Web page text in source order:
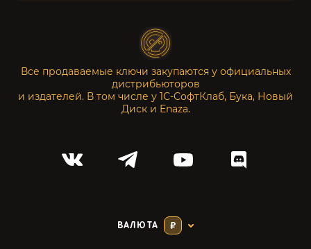
Все продаваемые ключи закупаются у официальных
дистрибьюторов
и издателей. В том числе у 1С-СофтКлаб, Бука, Новый
Диск и Enaza.
ВАЛЮТА ₽